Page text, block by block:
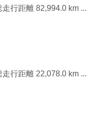
行距離 82,994.0 km ...
行距離 22,078.0 km ...